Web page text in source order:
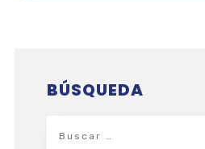
BÚSQUEDA